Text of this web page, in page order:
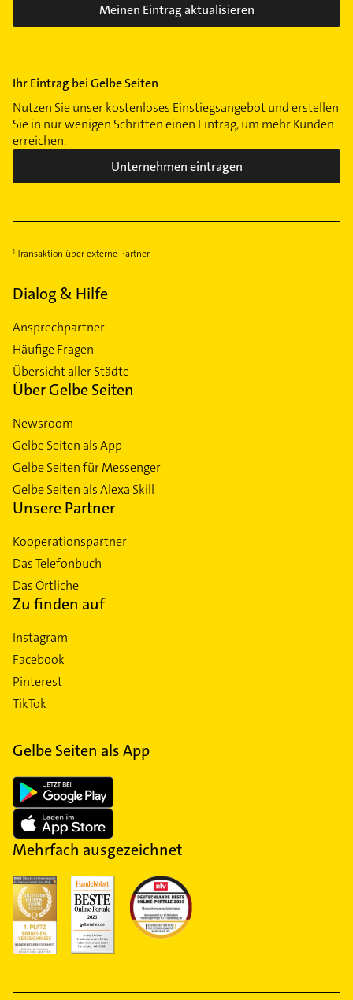
Meinen Eintrag aktualisieren
Ihr Eintrag bei Gelbe Seiten
Nutzen Sie unser kostenloses Einstiegsangebot und erstellen
Sie in nur wenigen Schritten einen Eintrag, um mehr Kunden
erreichen.
Unternehmen eintragen
Transaktion über externe Partner
Dialog & Hilfe
Ansprechpartner
Häufige Fragen
Übersicht aller Städte
Über Gelbe Seiten
Newsroom
Gelbe Seiten als App
Gelbe Seiten für Messenger
Gelbe Seiten als Alexa Skill
Unsere Partner
Kooperationspartner
Das Telefonbuch
Das Örtliche
Zu finden auf
Instagram
Facebook
Pinterest
TikTok
Gelbe Seiten als App
Mehrfach ausgezeichnet